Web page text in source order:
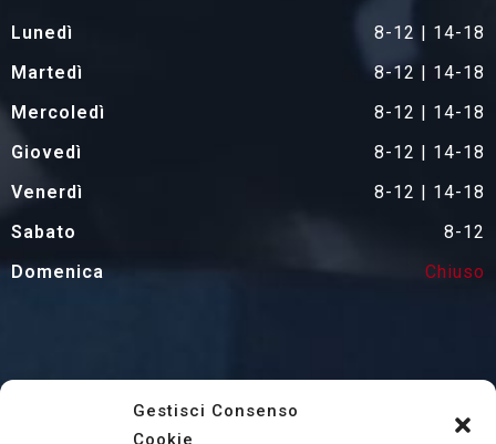
Gestisci Consenso
Cookie
Lunedì
8-12 | 14-18
Martedì
8-12 | 14-18
Mercoledì
8-12 | 14-18
Giovedì
8-12 | 14-18
Venerdì
8-12 | 14-18
Sabato
8-12
Domenica
Chiuso